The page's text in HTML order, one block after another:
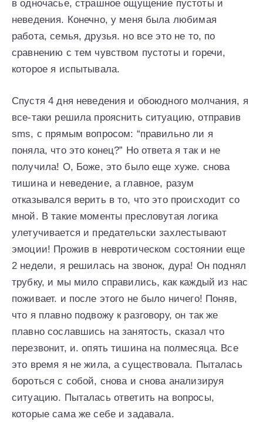
в одночасье, страшное ощущение пустоты и
неведения. Конечно, у меня была любимая
работа, семья, друзья. но все это не то, по
сравнению с тем чувством пустоты и горечи,
которое я испытывала.
Спустя 4 дня неведения и обоюдного молчания, я
все-таки решила прояснить ситуацию, отправив
sms, с прямым вопросом: “правильно ли я
поняла, что это конец?” Но ответа я так и не
получила! О, Боже, это было еще хуже. снова
тишина и неведение, а главное, разум
отказывался верить в то, что это происходит со
мной. В такие моменты пресловутая логика
улетучивается и предательски захлестывают
эмоции! Прожив в невротическом состоянии еще
2 недели, я решилась на звонок, дура! Он поднял
трубку, и мы мило справились, как каждый из нас
поживает. и после этого не было ничего! Поняв,
что я плавно подвожу к разговору, он так же
плавно сославшись на занятость, сказал что
перезвонит, и. опять тишина на полмесяца. Все
это время я не жила, а существовала. Пыталась
бороться с собой, снова и снова анализируя
ситуацию. Пыталась ответить на вопросы,
которые сама же себе и задавала.